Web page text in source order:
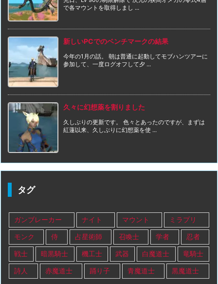
で各マウントを取得しまし ...
新しいPCでのベンチマークの結果
今年の1月の話。 朝は普通に起動してモブハンツアーに
参加して、一度ログオフして夕 ...
久々に幻想薬を割りました
久しぶりの更新です。 色々とあったのですが、まずは
紅蓮以来、久しぶりに幻想薬を使 ...
タグ
ガンブレーカー ナイト マウント ミラプリ
モンク 侍 占星術師 召喚士 学者 忍者
戦士 暗黒騎士 機工士 武器 白魔道士 竜騎士
詩人 赤魔道士 踊り子 青魔道士 黒魔道士